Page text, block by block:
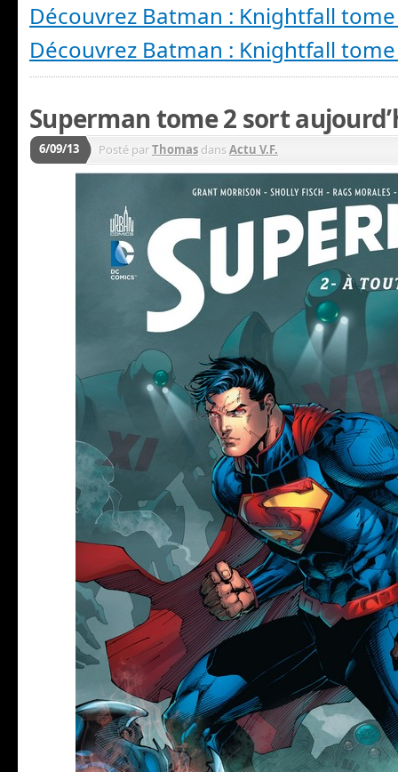
Découvrez Batman : Knightfall
Découvrez Batman : Knightfall
Superman tome 2 sort
6/09/13 Posté parThomas dansActu V.F.